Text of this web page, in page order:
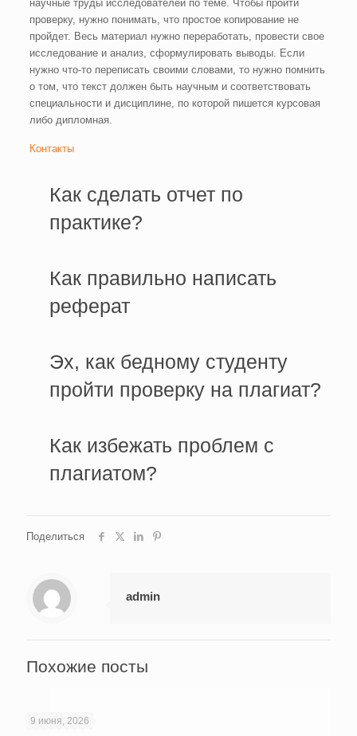
научные труды исследователей по теме. Чтобы пройти
проверку, нужно понимать, что простое копирование не
пройдет. Весь материал нужно переработать, провести свое
исследование и анализ, сформулировать выводы. Если
нужно что-то переписать своими словами, то нужно помнить
о том, что текст должен быть научным и соответствовать
специальности и дисциплине, по которой пишется курсовая
либо дипломная.
Контакты
Как сделать отчет по
практике?
Как правильно написать
реферат
Эх, как бедному студенту
пройти проверку на плагиат?
Как избежать проблем с
плагиатом?
Поделиться
admin
Похожие посты
9 июня, 2026